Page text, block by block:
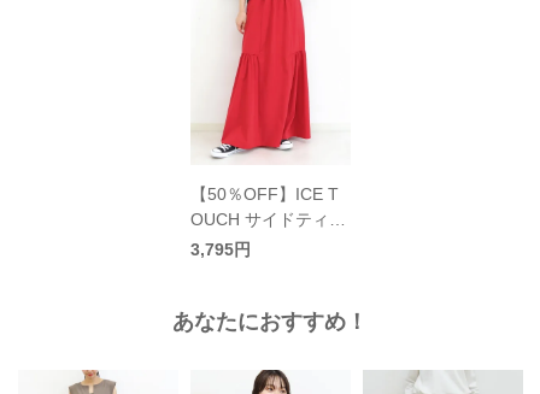
【50％OFF】ICE T
OUCH サイドティア
ードスカート〈接触
3,795円
あなたにおすすめ！